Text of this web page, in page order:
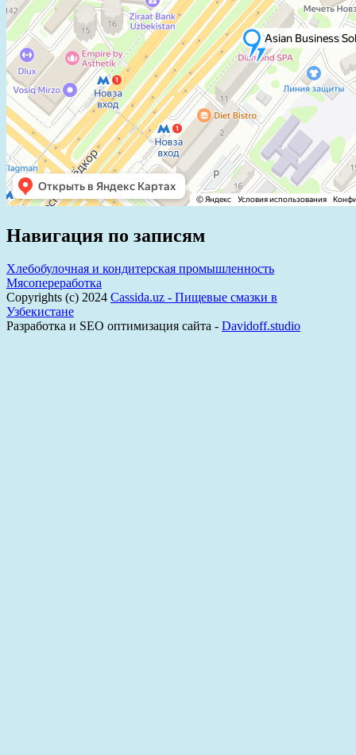
Навигация по записям
Хлебобулочная и кондитерская промышленность
Мясопереработка
Copyrights (c) 2024 Cassida.uz - Пищевые смазки в
Узбекистане
Разработка и SEO оптимизация сайта - Davidoff.studio